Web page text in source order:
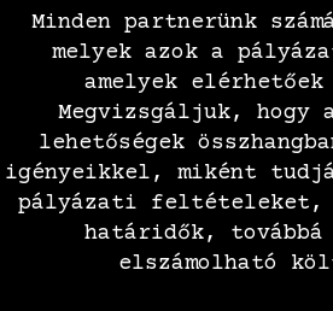
Minden partnerünk
melyek azok a
amelyek elérhetőek
Megvizsgáljuk, hogy
lehetőségek
igényeikkel, miként
pályázati feltételeket,
határidők, továbbá
elszámolható